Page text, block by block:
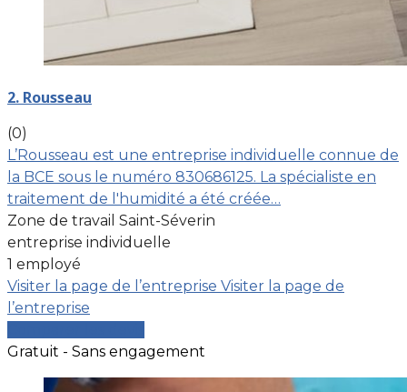
2. Rousseau
(0)
L’Rousseau est une entreprise individuelle connue de
la BCE sous le numéro 830686125. La spécialiste en
traitement de l'humidité a été créée…
Zone de travail Saint-Séverin
entreprise individuelle
1 employé
Visiter la page de l’entreprise Visiter la page de
l’entreprise
Gratuit - Sans engagement